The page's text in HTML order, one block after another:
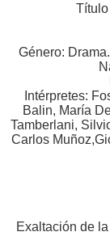
Título
Género:
Intérpretes:
Balin, María
Tamberlani,
Carlos
Exaltación de